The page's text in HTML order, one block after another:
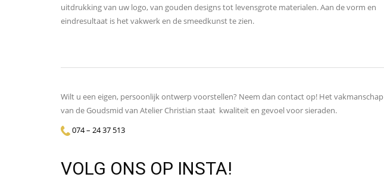
uitdrukking van uw logo, van gouden designs tot levensgrote materialen. Aan de vorm en
eindresultaat is het vakwerk en de smeedkunst te zien.
Wilt u een eigen, persoonlijk ontwerp voorstellen? Neem dan contact op! Het vakmanschap
van de Goudsmid van Atelier Christian staat kwaliteit en gevoel voor sieraden.
074 – 24 37 513
VOLG ONS OP INSTA!